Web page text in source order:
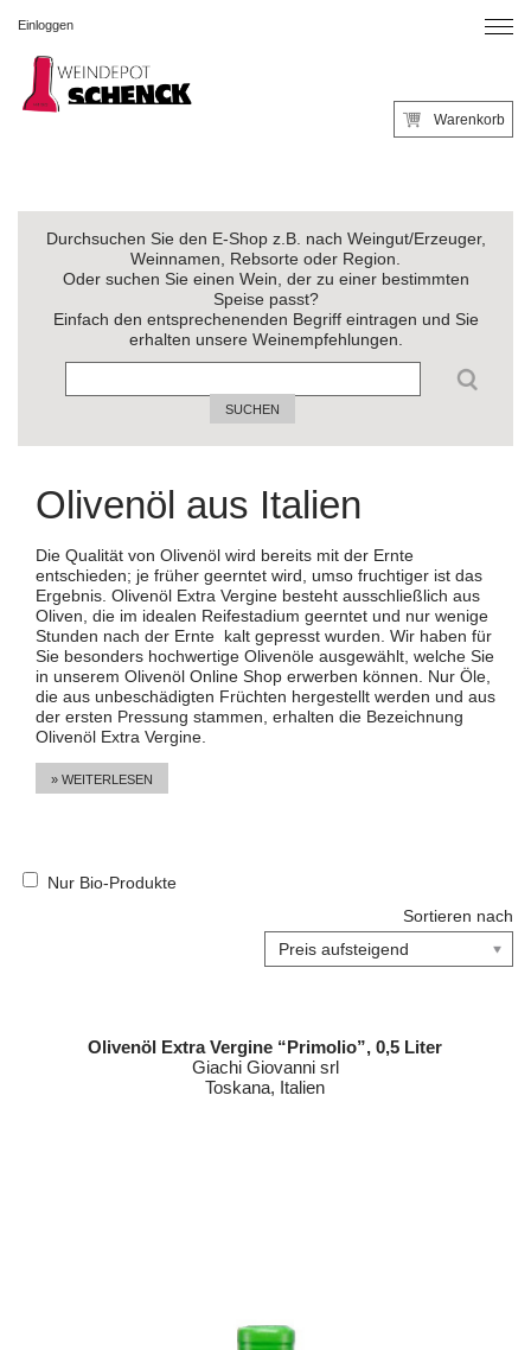
Einloggen
Warenkorb
Durchsuchen Sie den E-Shop z.B. nach Weingut/Erzeuger,
Weinnamen, Rebsorte oder Region.
Oder suchen Sie einen Wein, der zu einer bestimmten
Speise passt?
Einfach den entsprechenenden Begriff eintragen und Sie
erhalten unsere Weinempfehlungen.
SUCHEN
Olivenöl aus Italien
Die Qualität von Olivenöl wird bereits mit der Ernte
entschieden; je früher geerntet wird, umso fruchtiger ist das
Ergebnis. Olivenöl Extra Vergine besteht ausschließlich aus
Oliven, die im idealen Reifestadium geerntet und nur wenige
Stunden nach der Ernte kalt gepresst wurden. Wir haben für
Sie besonders hochwertige Olivenöle ausgewählt, welche Sie
in unserem Olivenöl Online Shop erwerben können. Nur Öle,
die aus unbeschädigten Früchten hergestellt werden und aus
der ersten Pressung stammen, erhalten die Bezeichnung
Olivenöl Extra Vergine.
» WEITERLESEN
Nur Bio-Produkte
Sortieren nach
Olivenöl Extra Vergine “Primolio”, 0,5 Liter
Giachi Giovanni srl
Toskana, Italien